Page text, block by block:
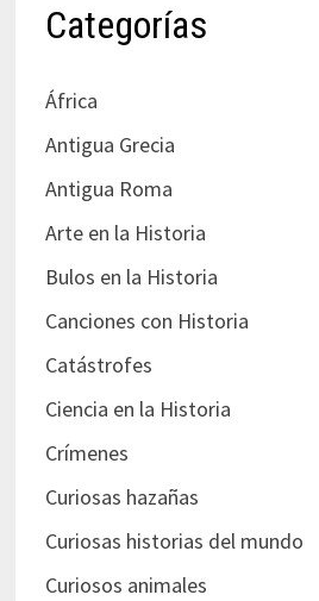
Categorías
África
Antigua Grecia
Antigua Roma
Arte en la Historia
Bulos en la Historia
Canciones con Historia
Catástrofes
Ciencia en la Historia
Crímenes
Curiosas hazañas
Curiosas historias del mundo
Curiosos animales